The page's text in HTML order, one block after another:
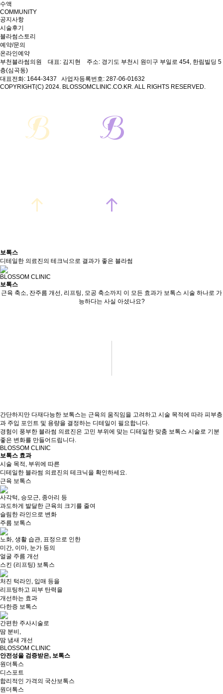
수액
COMMUNITY
공지사항
시술후기
블라썸스토리
예약/문의
온라인예약
부천블라썸의원 대표: 김지현
주소: 경기도 부천시 원미구 부일로 454, 한림빌딩 5
층(심곡동)
대표전화: 1644-3437
사업자등록번호: 287-06-01632
COPYRIGHT(C) 2024. BLOSSOMCLINIC.CO.KR. ALL RIGHTS RESERVED.
보톡스
디테일한 의료진의 테크닉으로 결과가 좋은 블라썸
BLOSSOM CLINIC
보톡스
근육 축소, 잔주름 개선, 리프팅, 모공 축소까지 이 모든 효과가 보톡스 시술 하나로 가
능하다는 사실 아셨나요?
간단하지만 다재다능한 보톡스는 근육의 움직임을 고려하고 시술 목적에 따라 피부층
과 주입 포인트 및 용량을 결정하는 디테일이 필요합니다.
경험이 풍부한 블라썸 의료진은 고민 부위에 맞는 디테일한 맞춤 보톡스 시술로 기분
좋은 변화를 만들어드립니다.
BLOSSOM CLINIC
보톡스 효과
시술 목적, 부위에 따른
디테일한 블라썸 의료진의 테크닉을 확인하세요.
근육 보톡스
사각턱, 승모근, 종아리 등
과도하게 발달한 근육의 크기를 줄여
슬림한 라인으로 변화
주름 보톡스
노화, 생활 습관, 표정으로 인한
미간, 이마, 눈가 등의
얼굴 주름 개선
스킨 (리프팅) 보톡스
처진 턱라인, 입매 등을
리프팅하고 피부 탄력을
개선하는 효과
다한증 보톡스
간편한 주사시술로
땀 분비,
땀 냄새 개선
BLOSSOM CLINIC
안전성을 검증받은, 보톡스
원더톡스
디스포트
합리적인 가격의 국산보톡스
원더톡스